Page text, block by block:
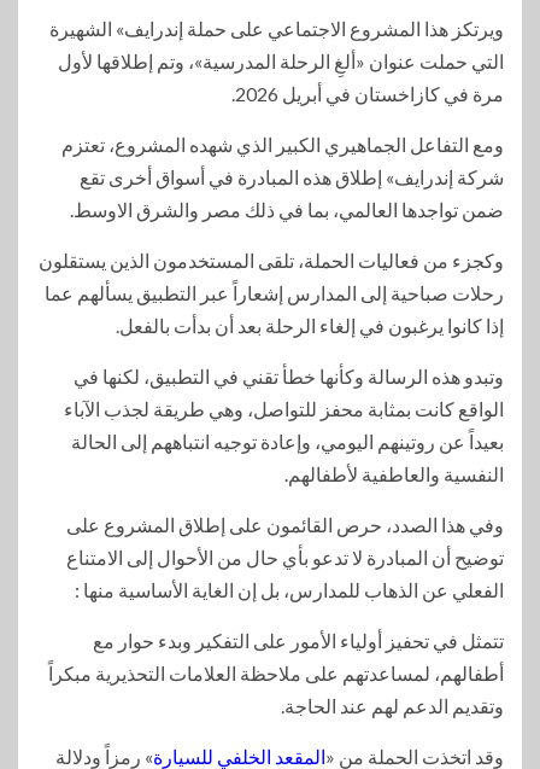
ويرتكز هذا المشروع الاجتماعي على حملة إندرايف» الشهيرة
التي حملت عنوان «ألغِ الرحلة المدرسية»، وتم إطلاقها لأول
مرة في كازاخستان في أبريل 2026.
ومع التفاعل الجماهيري الكبير الذي شهده المشروع، تعتزم
شركة إندرايف» إطلاق هذه المبادرة في أسواق أخرى تقع
ضمن تواجدها العالمي، بما في ذلك مصر والشرق الاوسط.
وكجزء من فعاليات الحملة، تلقى المستخدمون الذين يستقلون
رحلات صباحية إلى المدارس إشعاراً عبر التطبيق يسألهم عما
إذا كانوا يرغبون في إلغاء الرحلة بعد أن بدأت بالفعل.
وتبدو هذه الرسالة وكأنها خطأ تقني في التطبيق، لكنها في
الواقع كانت بمثابة محفز للتواصل، وهي طريقة لجذب الآباء
بعيداً عن روتينهم اليومي، وإعادة توجيه انتباههم إلى الحالة
النفسية والعاطفية لأطفالهم.
وفي هذا الصدد، حرص القائمون على إطلاق المشروع على
توضيح أن المبادرة لا تدعو بأي حال من الأحوال إلى الامتناع
الفعلي عن الذهاب للمدارس، بل إن الغاية الأساسية منها :
تتمثل في تحفيز أولياء الأمور على التفكير وبدء حوار مع
أطفالهم، لمساعدتهم على ملاحظة العلامات التحذيرية مبكراً
وتقديم الدعم لهم عند الحاجة.
وقد اتخذت الحملة من «المقعد الخلفي للسيارة» رمزاً ودلالة